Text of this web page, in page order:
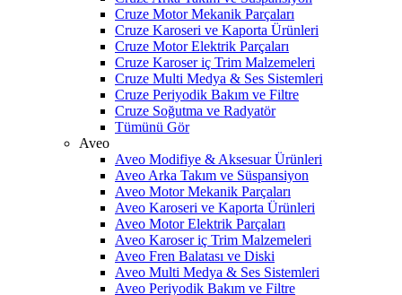
Cruze Motor Mekanik Parçaları
Cruze Karoseri ve Kaporta Ürünleri
Cruze Motor Elektrik Parçaları
Cruze Karoser iç Trim Malzemeleri
Cruze Multi Medya & Ses Sistemleri
Cruze Periyodik Bakım ve Filtre
Cruze Soğutma ve Radyatör
Tümünü Gör
Aveo
Aveo Modifiye & Aksesuar Ürünleri
Aveo Arka Takım ve Süspansiyon
Aveo Motor Mekanik Parçaları
Aveo Karoseri ve Kaporta Ürünleri
Aveo Motor Elektrik Parçaları
Aveo Karoser iç Trim Malzemeleri
Aveo Fren Balatası ve Diski
Aveo Multi Medya & Ses Sistemleri
Aveo Periyodik Bakım ve Filtre